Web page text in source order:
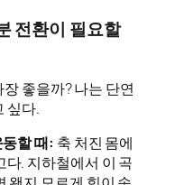
전환이 필요할
좋을까? 나는 단연
싶다.
할 때: 축 처진 몸에
. 지하철에서 이 곡